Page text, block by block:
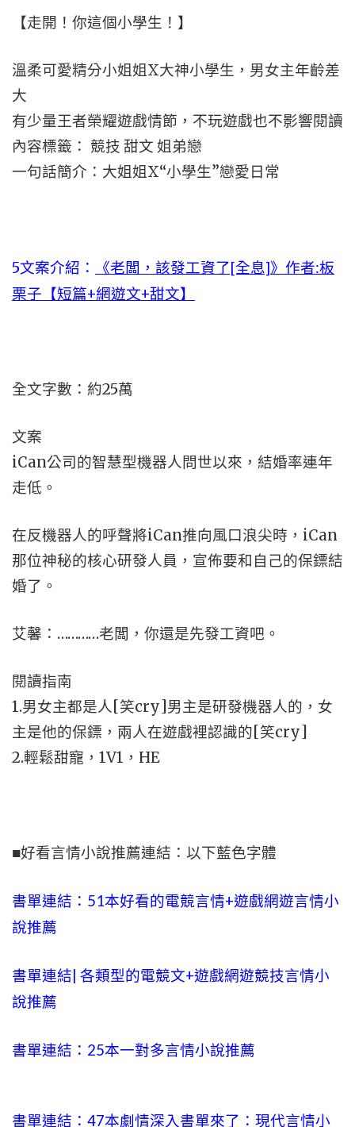
【走開！你這個小學生！】
溫柔可愛精分小姐姐X大神小學生，男女主年齡差
大
有少量王者榮耀遊戲情節，不玩遊戲也不影響閱讀
內容標籤： 競技 甜文 姐弟戀
一句話簡介：大姐姐X“小學生”戀愛日常
5文案介紹：
《老闆，該發工資了[全息]》作者:板
栗子【短篇+網遊文+甜文】
全文字數：約25萬
文案
iCan公司的智慧型機器人問世以來，結婚率連年
走低。
在反機器人的呼聲將iCan推向風口浪尖時，iCan
那位神秘的核心研發人員，宣佈要和自己的保鏢結
婚了。
艾馨：…………老闆，你還是先發工資吧。
閱讀指南
1.男女主都是人[笑cry]男主是研發機器人的，女
主是他的保鏢，兩人在遊戲裡認識的[笑cry]
2.輕鬆甜寵，1V1，HE
■好看言情小說推薦連結：以下藍色字體
書單連結：51本好看的電競言情+遊戲網遊言情小
說推薦
書單連結| 各類型的電競文+遊戲網遊競技言情小
說推薦
書單連結：25本一對多言情小說推薦
書單連結：47本劇情深入書單來了：現代言情小